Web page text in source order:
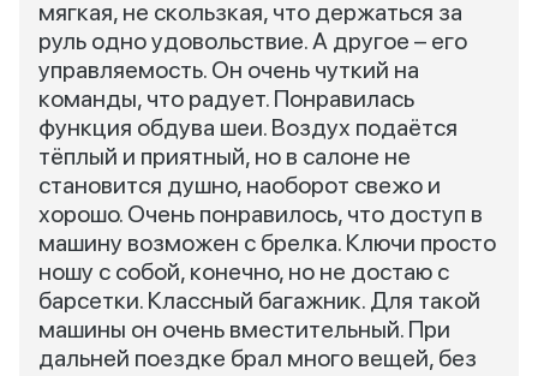
мягкая, не скользкая, что держаться за
руль одно удовольствие. А другое – его
управляемость. Он очень чуткий на
команды, что радует. Понравилась
функция обдува шеи. Воздух подаётся
тёплый и приятный, но в салоне не
становится душно, наоборот свежо и
хорошо. Очень понравилось, что доступ в
машину возможен с брелка. Ключи просто
ношу с собой, конечно, но не достаю с
барсетки. Классный багажник. Для такой
машины он очень вместительный. При
дальней поездке брал много вещей, без